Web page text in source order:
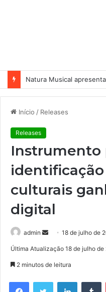
Início / Releases
Releases
Instrumento
culturais
digital
admin
d
e
18 de julho de
Última Atualização 18 de julho de
2 minutos de leitura